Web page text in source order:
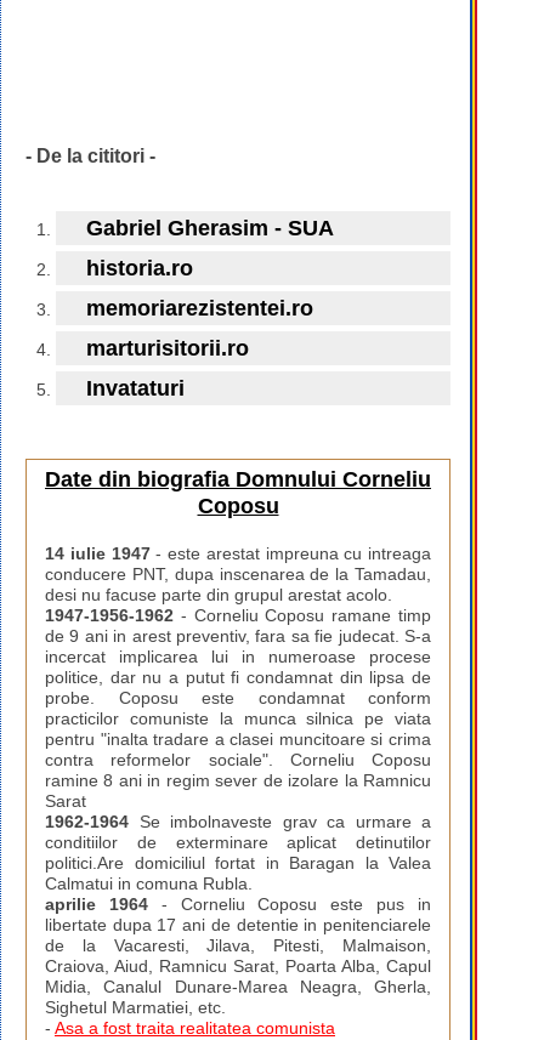
- De la cititori -
Gabriel Gherasim - SUA
historia.ro
memoriarezistentei.ro
marturisitorii.ro
Invataturi
Date din biografia Domnului Corneliu
Coposu
14 iulie 1947- este arestat impreuna cu intreaga
conducere PNT, dupa inscenarea de la Tamadau,
desi nu facuse parte din grupul arestat acolo.
1947-1956-1962 - Corneliu Coposu ramane timp
de 9 ani in arest preventiv, fara sa fie judecat. S-a
incercat implicarea lui in numeroase procese
politice, dar nu a putut fi condamnat din lipsa de
probe. Coposu este condamnat conform
practicilor comuniste la munca silnica pe viata
pentru "inalta tradare a clasei muncitoare si crima
contra reformelor sociale". Corneliu Coposu
ramine 8 ani in regim sever de izolare la Ramnicu
Sarat
1962-1964 Se imbolnaveste grav ca urmare a
conditiilor de exterminare aplicat detinutilor
politici.Are domiciliul fortat in Baragan la Valea
Calmatui in comuna Rubla.
aprilie 1964- Corneliu Coposu este pus in
libertate dupa 17 ani de detentie in penitenciarele
de la Vacaresti, Jilava, Pitesti, Malmaison,
Craiova, Aiud, Ramnicu Sarat, Poarta Alba, Capul
Midia, Canalul Dunare-Marea Neagra, Gherla,
Sighetul Marmatiei, etc.
- Asa a fost traita realitatea comunista